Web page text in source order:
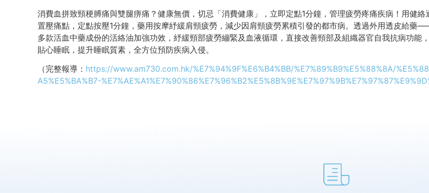
消費血拼致頸梗膊痛與雙腿痹痛？健康無價，切忌「消費健康」，立即定點1分鐘，管理疲勞疼痛疾病！用健
置壓痛點，定點按壓1分鐘，藥用按摩紓緩肩頸疲勞，減少因肩頸疲勞累積引發的都市病。透過外用透皮給藥
多款活血中藥成份的活絡油加強功效，紓緩頸部疲勞繃緊及血液循環，直接改善頸部及組織器官自我抗病功能
貼心睡眠，提升睡眠質素，全方位預防疾病入侵。
（完整報導： https://www.am730.com.hk/%E7%94%9F%E6%B4%BB/%E7%89%B9%E5%88%8A/
A5%E5%BA%B7-